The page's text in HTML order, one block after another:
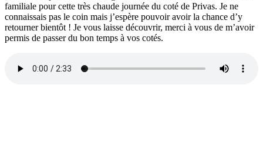
familiale pour cette très chaude journée du coté de Privas. Je ne
connaissais pas le coin mais j’espère pouvoir avoir la chance d’y
retourner bientôt ! Je vous laisse découvrir, merci à vous de m’avoir
permis de passer du bon temps à vos cotés.